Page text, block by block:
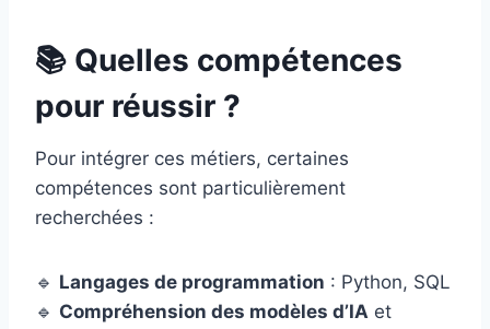
📚 Quelles compétences
pour réussir ?
Pour intégrer ces métiers, certaines
compétences sont particulièrement
recherchées :
🔹 Langages de programmation : Python, SQL
🔹 Compréhension des modèles d’IA et